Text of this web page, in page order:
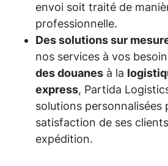
envoi soit traité de
professionnelle.
Des solutions sur
nos services à vos
des douanesà la
express, Partida
solutions personnalisées
satisfaction de ses
expédition.